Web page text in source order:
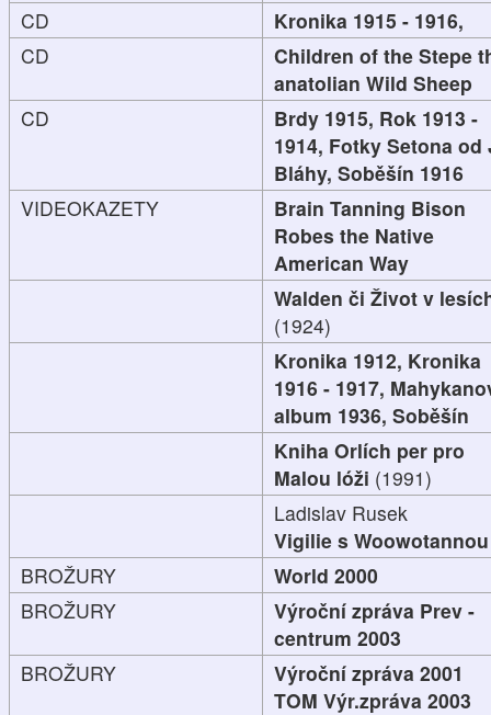
CD
Kronika 1915 - 1916,
CD
Children of the Stepe
anatolian Wild Sheep
CD
Brdy 1915, Rok 1913 -
1914, Fotky Setona od
Bláhy, Soběšín 1916
VIDEOKAZETY
Brain Tanning Bison
Robes the Native
American Way
Walden či Život v
(1924)
Kronika 1912, Kronika
1916 - 1917,
album 1936, Soběšín
Kniha Orlích per pro
Malou lóži (1991)
Ladislav Rusek
Vigilie s Woowotannou
BROŽURY
World 2000
BROŽURY
Výroční zpráva Prev -
centrum 2003
BROŽURY
Výroční zpráva 2001
TOM Výr.zpráva 2003